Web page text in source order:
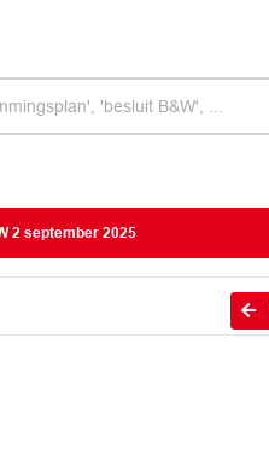
2 september 2025